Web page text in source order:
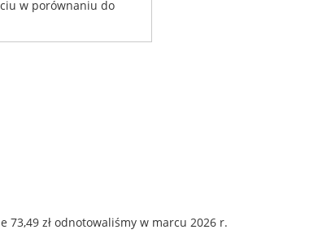
w porównaniu do
73,49 zł odnotowaliśmy w marcu 2026 r.